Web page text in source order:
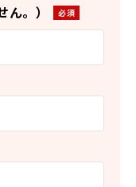
。）